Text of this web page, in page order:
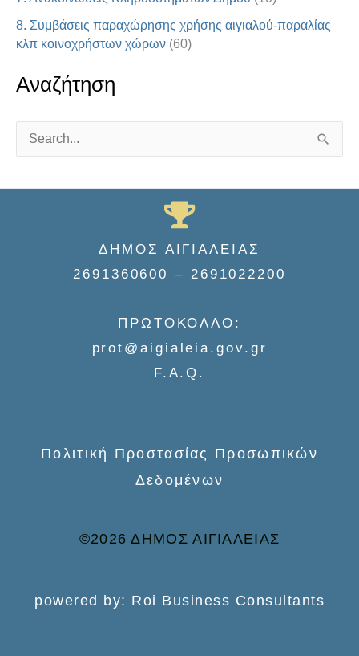
8. Συμβάσεις παραχώρησης χρήσης αιγιαλού-παραλίας
κλπ κοινοχρήστων χώρων (60)
Αναζήτηση
a
ΔΗΜΟΣ ΑΙΓΙΑΛΕΙΑΣ
2691360600 – 2691022200
ΠΡΩΤΟΚΟΛΛΟ:
prot@aigialeia.gov.gr
F.A.Q.
Πολιτική Προστασίας Προσωπικών
Δεδομένων
©2026 ΔΗΜΟΣ ΑΙΓΙΑΛΕΙΑΣ
powered by: Roi Business Consultants